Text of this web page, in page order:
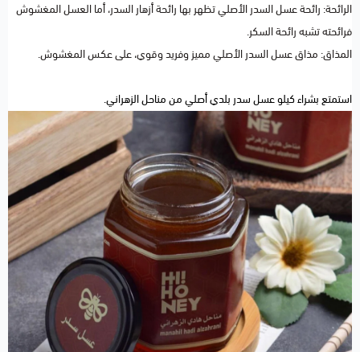
الرائحة: رائحة عسل السدر الأصلي تظهر بها رائحة أزهار السدر، أما العسل المغشوش
فرائحته تشبه رائحة السكر.
المذاق: مذاق عسل السدر الأصلي مميز وفريد وقوي، على عكس المغشوش.
استمتع بشراءكيلو عسل سدر بلديأصلي من مناحل الزهراني.